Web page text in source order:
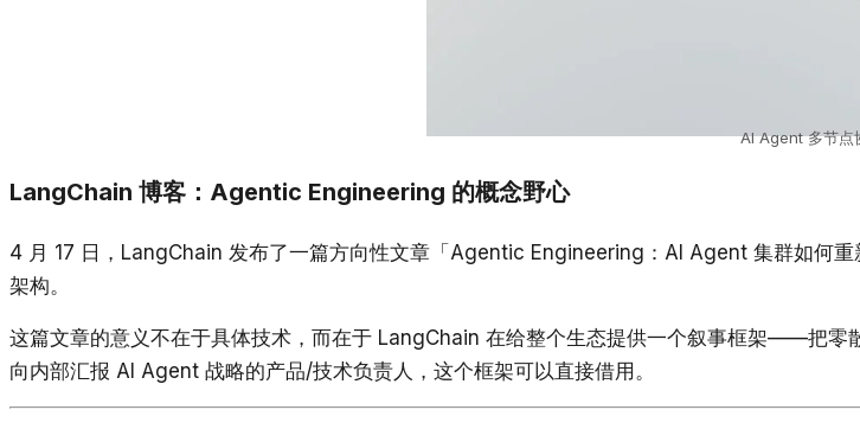
AI Agent 多节点
LangChain 博客：Agentic Engineering 的概念野心
4 月 17 日，LangChain 发布了一篇方向性文章「Agentic Engineering：AI Agent 集群如何重
架构。
这篇文章的意义不在于具体技术，而在于 LangChain 在给整个生态提供一个叙事框架——把
向内部汇报 AI Agent 战略的产品/技术负责人，这个框架可以直接借用。